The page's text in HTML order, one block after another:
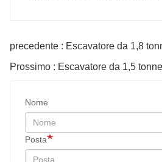
precedente : Escavatore da 1,8
Prossimo : Escavatore da 1,5
Nome
Posta